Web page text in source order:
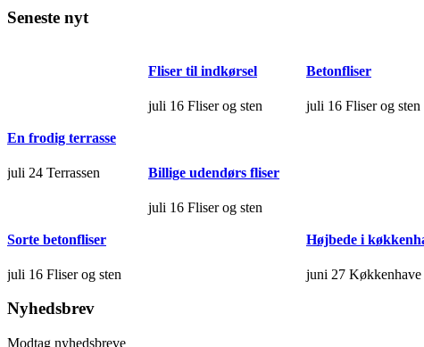
Seneste nyt
En frodig terrasse
juli 24 Terrassen
Sorte betonfliser
juli 16 Fliser og sten
Fliser til indkørsel
juli 16 Fliser og sten
Billige udendørs fliser
juli 16 Fliser og sten
Betonfliser
juli 16 Fliser og sten
Højbede i
juni 27 Køkkenhave
Nyhedsbrev
Modtag nyhedsbreve